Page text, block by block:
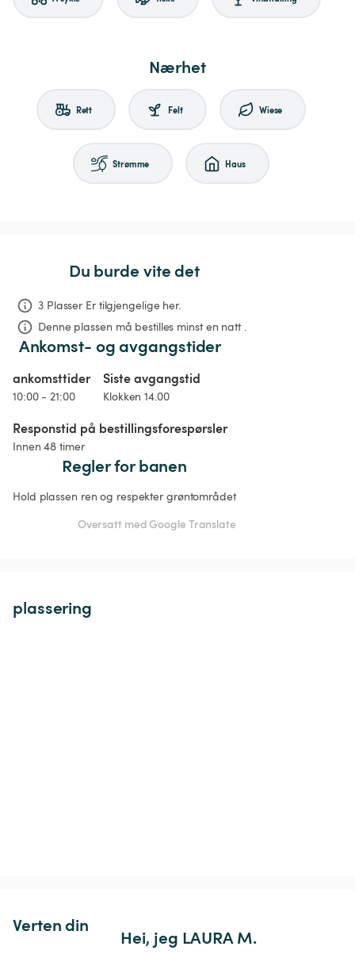
Nærhet
Rett Felt Wiese
Strømme Haus
Du burde vite det
3 Plasser Er tilgjengelige her.
Denne plassen må bestilles minst en natt .
Ankomst- og avgangstider
ankomsttider
10:00 - 21:00
Siste avgangstid
Klokken 14.00
Responstid på bestillingsforespørsler
Innen 48 timer
Regler for banen
Hold plassen ren og respekter grøntområdet
Oversatt med Google Translate
plassering
Verten din
Hei, jeg LAURA M.